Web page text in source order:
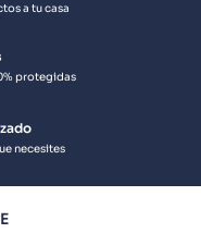
a tu casa
protegidas
necesites